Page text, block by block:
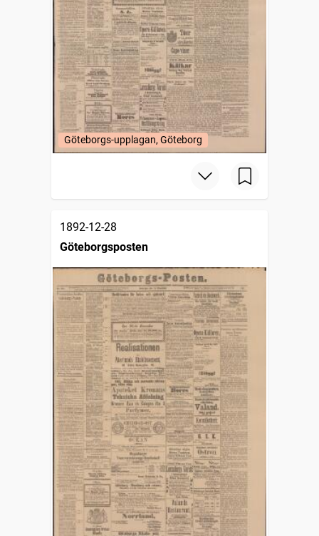
Göteborgs-upplagan, Göteborg
1892-12-28
Göteborgsposten